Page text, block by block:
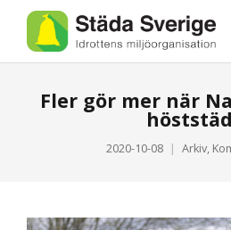
Fler gör mer när
2020-10-08 Arkiv,